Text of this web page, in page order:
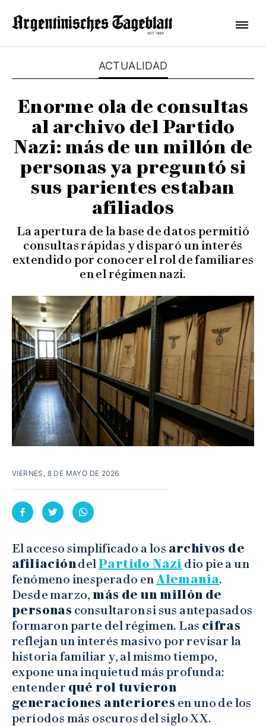
ACTUALIDAD
Enorme ola de consultas
al archivo del Partido
Nazi: más de un millón de
personas ya preguntó si
sus parientes estaban
afiliados
La apertura de la base de datos permitió
consultas rápidas y disparó un interés
extendido por conocer el rol de familiares
en el régimen nazi.
VIERNES, 8 DE MAYO DE 2026
El acceso simplificado a los archivos de
afiliacióndelPartido Nazi dio pie a un
fenómeno inesperado enAlemania.
Desde marzo,más de un millón de
personas consultaron si sus antepasados
formaron parte del régimen. Las cifras
reflejan un interés masivo por revisar la
historia familiar y, al mismo tiempo,
expone una inquietud más profunda:
entender qué rol tuvieron
generaciones anteriores en uno de los
períodos más oscuros del siglo XX.